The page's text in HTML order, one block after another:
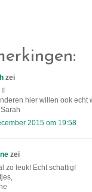
zei
hier willen ook echt
2015 om 19:58
zei
zo leuk! Echt schattig!